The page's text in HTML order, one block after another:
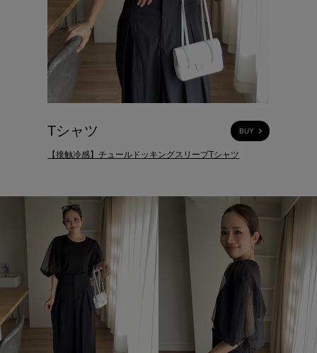
Tシャツ BUY
【接触冷感】チュールドッキングスリーブTシャツ